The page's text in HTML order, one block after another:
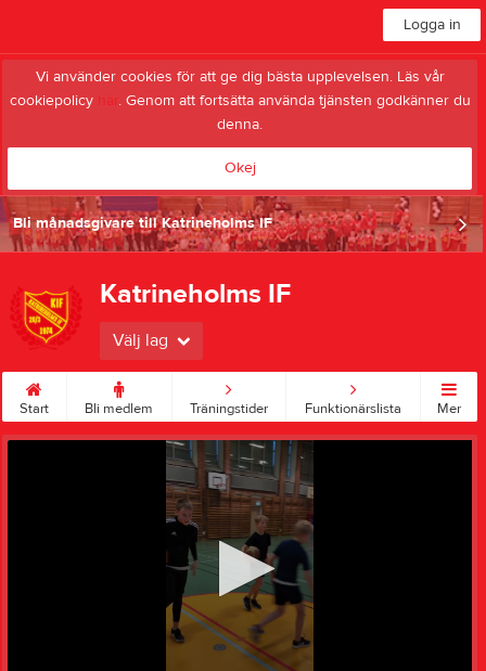
Logga in
Vi använder cookies för att ge dig bästa upplevelsen. Läs vår
cookiepolicy här. Genom att fortsätta använda tjänsten godkänner du
denna.
Okej
Bli månadsgivare till Katrineholms IF
Katrineholms IF
Välj lag
Start Bli medlem Träningstider Funktionärslista Mer